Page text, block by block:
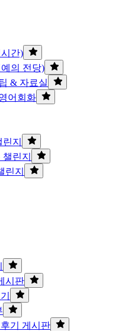
간)
의 전당)
& 자료실
어회화
지
린지
린지
시판
기 게시판